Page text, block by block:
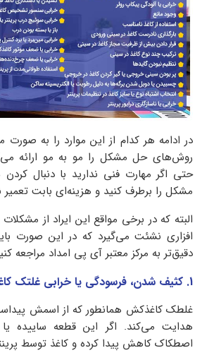
در ادامه هر کدام از این موارد را به صورت
روش‌های حل مشکل را مو به مو ارائه
حتی اگر مهارت فنی ندارید با دنبال کردن
مشکل را برطرف کنید و هزینه‌ای بابت تعمیر
البته که در برخی مواقع این ایراد از
افزاری نشئت می‌گیرد که در این ‌صورت
دقیق‌تر به مرکز معتبر آی پی امداد مراجعه
1. کثیف شدن، فرسودگی یا خرابی غلتک کاغذکش
غلطک کاغذکش همانطور که از اسمش
هدایت می‌کند. اگر این قطعه ساییده
اصطکاک کاهش پیدا کرده و کاغذ توسط